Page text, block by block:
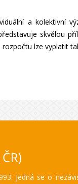
a kolektivní
skvělou
lze vyplatit
Jedná se o